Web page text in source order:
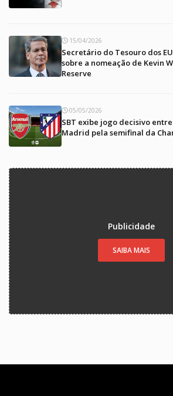
15/04/2026
Secretário do Tesouro dos
sobre a nomeação de Kevin
Reserve
05/05/2026
SBT exibe jogo decisivo
Madrid pela semifinal da
Publicidade
SAIBA MAIS